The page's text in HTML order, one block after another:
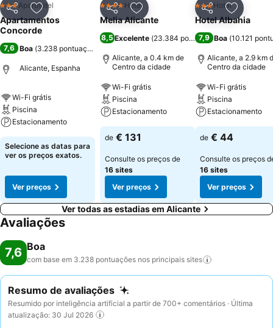
PartilharAdicionar aos favoritos
3 EstrelasAparthotel
Apartamentos
Concorde
7,6 Boa (3.238 pontuações
Alicante, Espanha
Wi-Fi grátis
Piscina
Estacionamento
Selecione as datas para
ver os preços exatos.
Ver preços
PartilharAdicionar aos favoritos
4 EstrelasHotel
Melia Alicante
8,5Excelente (23.384 pontuações)
Alicante, a 0.4 km de
Centro da cidade
Wi-Fi grátis
Piscina
Estacionamento
de € 131
Consulte os preços de
16 sites
Ver preços
Partilhar
3 Estrelas
Hotel
Hotel Albahia
7,9 Boa (10.121
Alicante, a 2.9 km
Centro da cidade
Wi-Fi grátis
Piscina
Estacionamento
de € 44
Consulte os preços
16 sites
Ver preços
Ver todas as estadias em Alicante
Avaliações
7,6 Boa
com base em 3.238 pontuações nos principais sites
Resumo de avaliações
Resumido por inteligência artificial a partir de 700+ comentários · Última
atualização: 30 Jul 2026